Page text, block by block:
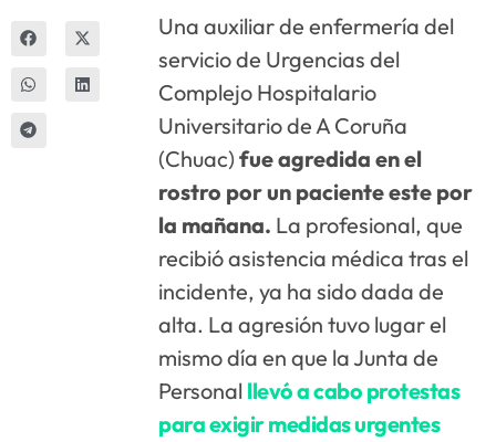
Una auxiliar de enfermería del
servicio de Urgencias del
Complejo Hospitalario
Universitario de A Coruña
(Chuac)fue agredida en el
rostro por un paciente este por
la mañana. La profesional, que
recibió asistencia médica tras el
incidente, ya ha sido dada de
alta. La agresión tuvo lugar el
mismo día en que la Junta de
Personal llevó a cabo protestas
para exigir medidas urgentes